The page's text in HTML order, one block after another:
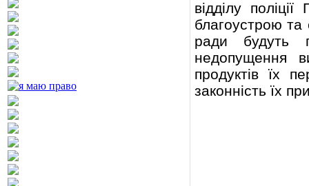
відділу
благоустрою та
ради будуть
недопущення
продуктів їх
законність їх